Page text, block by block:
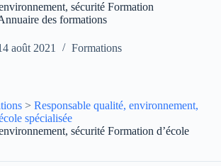
sécurité Formation
des formations
août 2021 Formations
> Responsable qualité, environnement,
spécialisée
sécurité Formation d’école